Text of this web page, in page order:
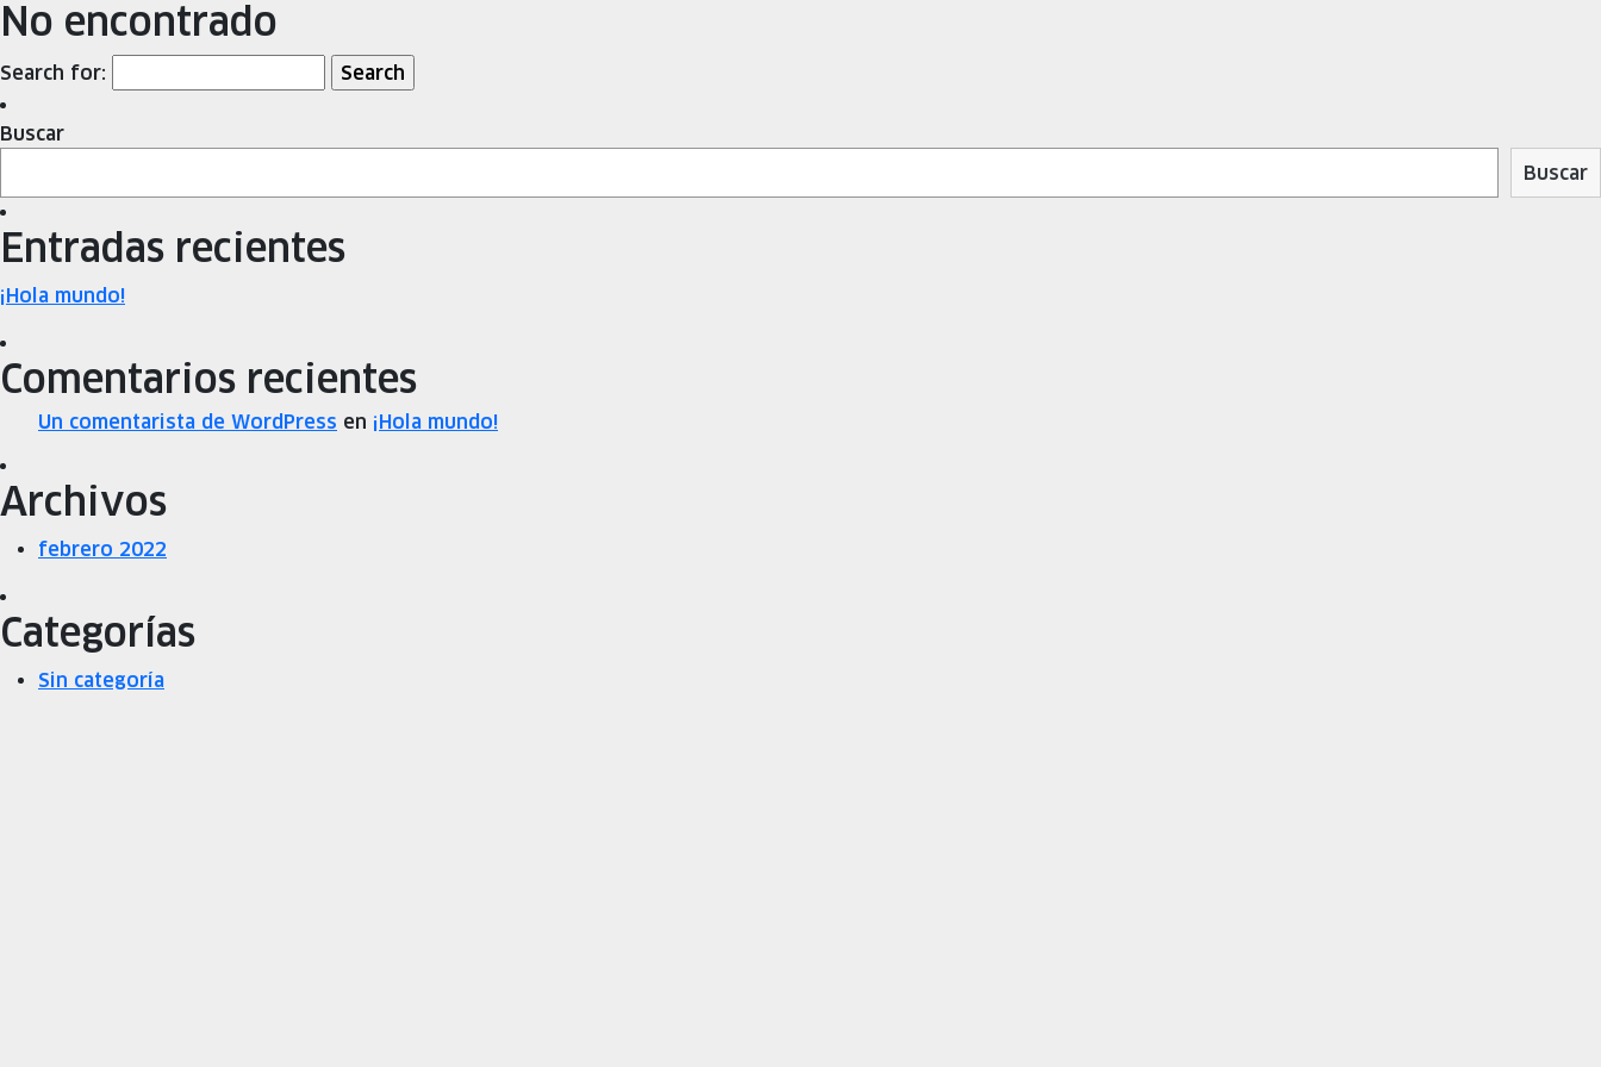
No encontrado
Search for:
Buscar
Buscar
Entradas recientes
¡Hola mundo!
Comentarios recientes
Un comentarista de WordPress en ¡Hola mundo!
Archivos
febrero 2022
Categorías
Sin categoría